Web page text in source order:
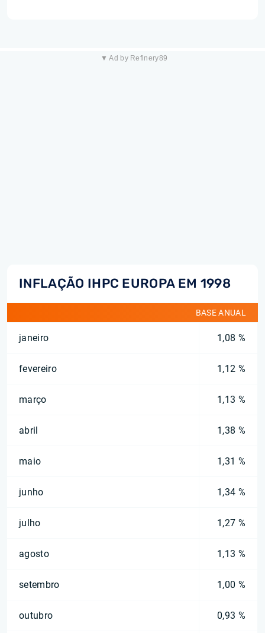
▼ Ad by Refinery89
INFLAÇÃO IHPC EUROPA EM 1998
BASE ANUAL
janeiro 1,08 %
fevereiro 1,12 %
março 1,13 %
abril 1,38 %
maio 1,31 %
junho 1,34 %
julho 1,27 %
agosto 1,13 %
setembro 1,00 %
outubro 0,93 %